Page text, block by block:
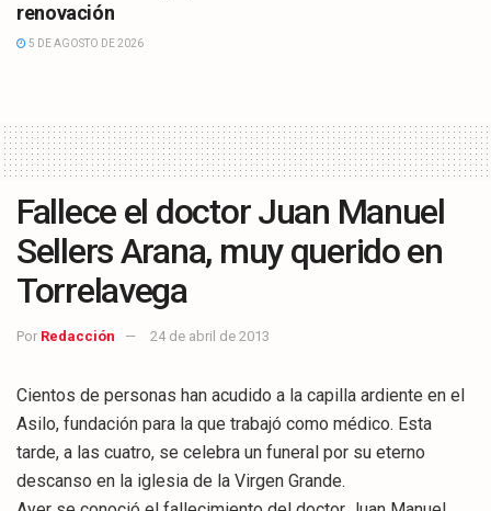
renovación
5 DE AGOSTO DE 2026
Fallece el doctor Juan Manuel
Sellers Arana, muy querido en
Torrelavega
Por Redacción 24 de abril de 2013
Cientos de personas han acudido a la capilla ardiente en el
Asilo, fundación para la que trabajó como médico. Esta
tarde, a las cuatro, se celebra un funeral por su eterno
descanso en la iglesia de la Virgen Grande.